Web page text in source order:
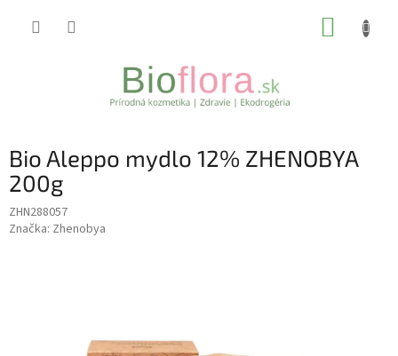
Bio Aleppo mydlo 12% ZHENOBYA
200g
ZHN288057
Značka: Zhenobya